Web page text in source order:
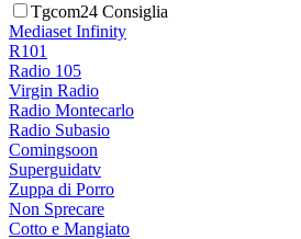
Tgcom24 Consiglia
Mediaset Infinity
R101
Radio 105
Virgin Radio
Radio Montecarlo
Radio Subasio
Comingsoon
Superguidatv
Zuppa di Porro
Non Sprecare
Cotto e Mangiato